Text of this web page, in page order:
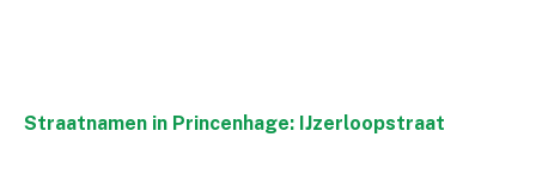
Straatnamen in Princenhage: IJzerloopstraat